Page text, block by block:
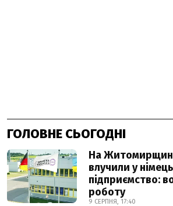
ГОЛОВНЕ СЬОГОДНІ
На
влучили у
підприємство:
роботу
9 СЕРПНЯ, 17:40